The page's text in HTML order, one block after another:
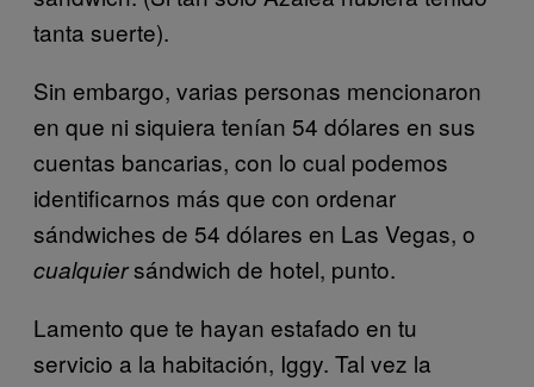
tanta suerte).
Sin embargo, varias personas mencionaron
en que ni siquiera tenían 54 dólares en sus
cuentas bancarias, con lo cual podemos
identificarnos más que con ordenar
sándwiches de 54 dólares en Las Vegas, o
cualquiersándwich de hotel, punto.
Lamento que te hayan estafado en tu
servicio a la habitación, Iggy. Tal vez la